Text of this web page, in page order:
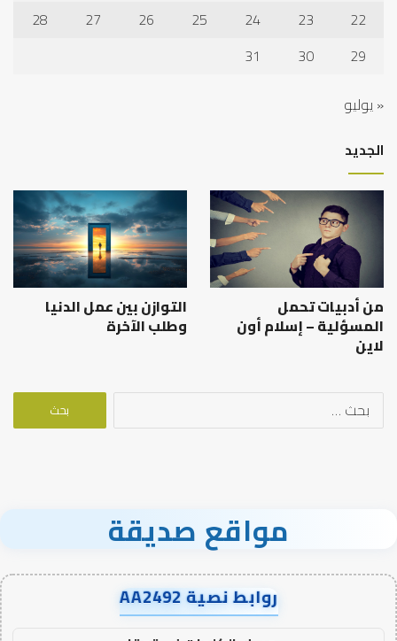
22
23
24
25
26
27
28
29
30
31
« يوليو
الجديد
من أدبيات تحمل
المسؤلية – إسلام أون
لاين
التوازن بين عمل الدنيا
وطلب الآخرة
البحث
مواقع صديقة
روابط نصية AA2492